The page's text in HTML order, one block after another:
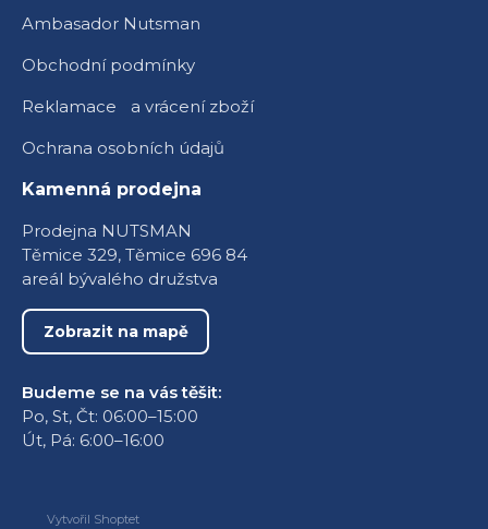
Ambasador Nutsman
Obchodní podmínky
Reklamace a vrácení zboží
Ochrana osobních údajů
Kamenná prodejna
Prodejna NUTSMAN
Těmice 329, Těmice 696 84
areál bývalého družstva
Zobrazit na mapě
Budeme se na vás těšit:
Po, St, Čt: 06:00–15:00
Út, Pá: 6:00–16:00
Vytvořil Shoptet